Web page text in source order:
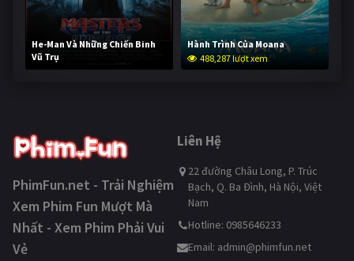
He-Man Và Những Chiến Binh
Vũ Trụ
236,834 lượt xem
Hành Trình Của Moana
488,287 lượt xem
PhimFun.net - Trải Nghiệm
Xem Phim Fun Mượt Mà
Nhất - Xem Phim Phải Vui
Vẻ
Liên Hệ
22 đường Châu Long, P. Trúc
Bạch, Q. Ba Đình, Hà Nội, Việt
Nam
Hotline: 0985646233
Email: admin@phimfun.net